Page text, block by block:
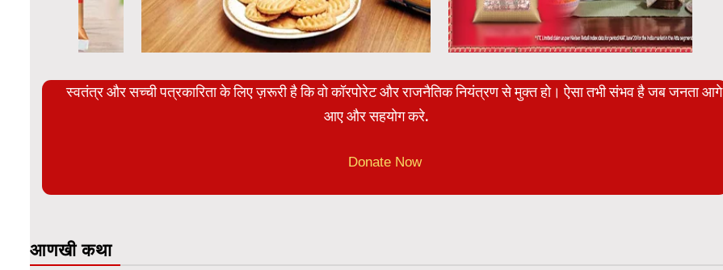
स्वतंत्र और सच्ची पत्रकारिता के लिए ज़रूरी है कि वो कॉरपोरेट और राजनैतिक नियंत्रण से मुक्त हो। ऐसा तभी संभव है जब जनता आगे
आए और सहयोग करे.
Donate Now
आणखी कथा